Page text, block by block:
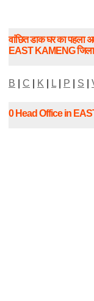
वांछित डाक घर का पहला
EAST KAMENG
B C K L| P S
0 Head Office in